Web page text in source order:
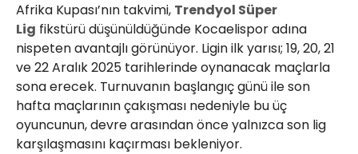
Afrika Kupası’nın takvimi, Trendyol Süper
Lig fikstürü düşünüldüğünde Kocaelispor adına
nispeten avantajlı görünüyor. Ligin ilk yarısı; 19, 20, 21
ve 22 Aralık 2025 tarihlerinde oynanacak maçlarla
sona erecek. Turnuvanın başlangıç günü ile son
hafta maçlarının çakışması nedeniyle bu üç
oyuncunun, devre arasından önce yalnızca son lig
karşılaşmasını kaçırması bekleniyor.